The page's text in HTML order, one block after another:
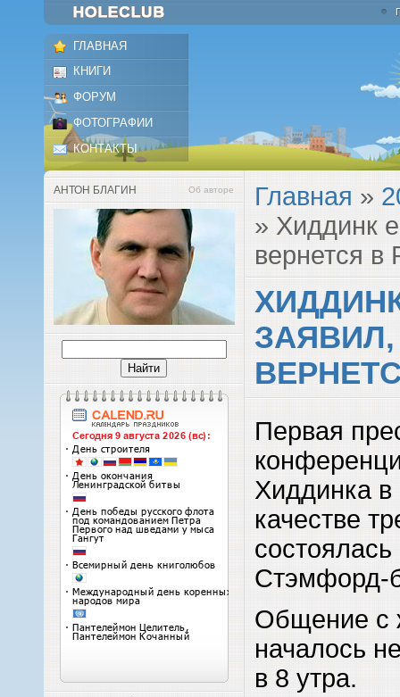
ГЛАВНАЯ
КНИГИ
ФОРУМ
ФОТОГРАФИИ
КОНТАКТЫ
АНТОН БЛАГИН Об авторе Главная »
» Хиддинк
вернется в
Первая
Хиддинка в
качестве
Стэмфорд-
Общение с
началось
в 8 утра.